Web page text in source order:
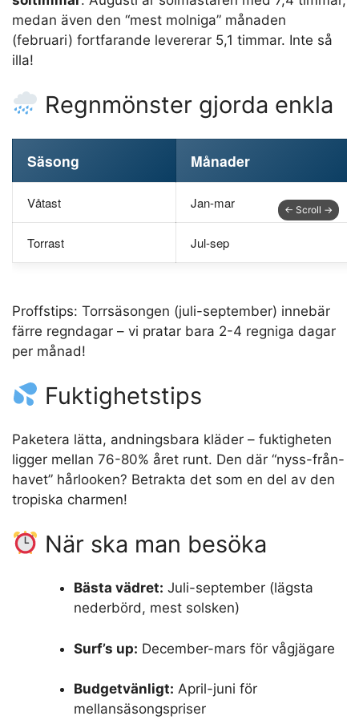
medan även den “mest molniga” månaden
(februari) fortfarande levererar 5,1 timmar. Inte så
illa!
Regnmönster gjorda enkla
Säsong Månader
Våtast Jan-mar
Torrast Jul-sep
Proffstips: Torrsäsongen (juli-september) innebär
färre regndagar – vi pratar bara 2-4 regniga dagar
per månad!
Fuktighetstips
Paketera lätta, andningsbara kläder – fuktigheten
ligger mellan 76-80% året runt. Den där “nyss-från-
havet” hårlooken? Betrakta det som en del av den
tropiska charmen!
När ska man besöka
Bästa vädret: Juli-september (lägsta
nederbörd, mest solsken)
Surf’s up: December-mars för vågjägare
Budgetvänligt: April-juni för
mellansäsongspriser